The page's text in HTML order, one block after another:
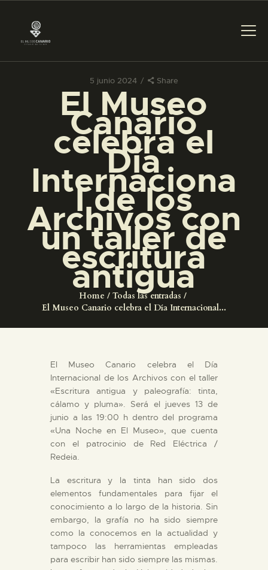
5 junio 2024 Share
El Museo
Canario
celebra el
Día
Internaciona
l de los
Archivos con
un taller de
escritura
antigua
Home
Todas las entradas
El Museo Canario celebra el Día Internacional...
PREPARAR LA VISITA
ACTIVIDADES
█
EL MUSEO
COLECCIONES
DIDÁCTICA
ACTIVIDADES
█
EL MUSEO
COLECCIONES
DIDÁCTICA
El Museo Canario celebra el Día
Internacional de los Archivos con el taller
«Escritura antigua y paleografía: tinta,
cálamo y pluma». Será el jueves 13 de
junio a las 19:00 h dentro del programa
«Una Noche en El Museo», que cuenta
con el patrocinio de Red Eléctrica /
Redeia.
La escritura y la tinta han sido dos
elementos fundamentales para fijar el
conocimiento a lo largo de la historia. Sin
embargo, la grafía no ha sido siempre
como la conocemos en la actualidad y
tampoco las herramientas empleadas
para escribir han sido siempre las mismas.